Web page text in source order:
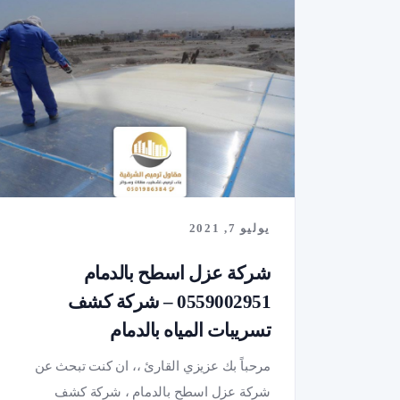
يوليو 7, 2021
شركة عزل اسطح بالدمام
0559002951 – شركة كشف
تسريبات المياه بالدمام
مرحباً بك عزيزي القارئ ،، ان كنت تبحث عن
شركة عزل اسطح بالدمام ، شركة كشف